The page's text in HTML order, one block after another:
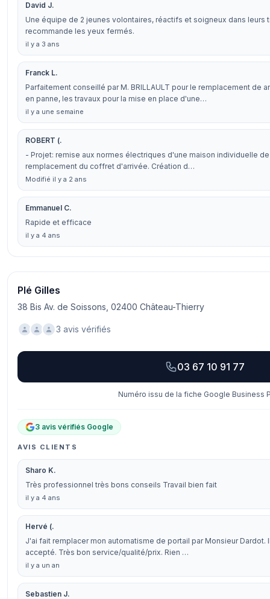
David J.
Une équipe de 2 jeunes volontaires, réactifs et soigneux dans leurs
recommande les yeux fermés.
il y a 3 ans
Franck L.
Parfaitement conseillé par M. BRILLAULT pour le remplacement de
en panne, les travaux pour la mise en place d'une…
il y a une semaine
ROBERT (.
- Projet: remise aux normes électriques d'une maison individuelle
remplacement du coffret d'arrivée. Création d…
Modifié il y a 2 ans
Emmanuel C.
Rapide et efficace
il y a 4 ans
Plé Gilles
38 Bis Av. de Soissons, 02400 Château-Thierry
3 avis vérifiés
03 67 10 91 77
Numéro issu de la fiche Google Business
3 avis vérifiés Google
AVIS CLIENTS
Sharo K.
Très professionnel très bons conseils Travail bien fait
il y a 4 ans
Hervé (.
J'ai fait remplacer mon automatisme de portail par Monsieur Dardot.
accepté. Très bon service/qualité/prix. Rien …
il y a un an
Sebastien J.